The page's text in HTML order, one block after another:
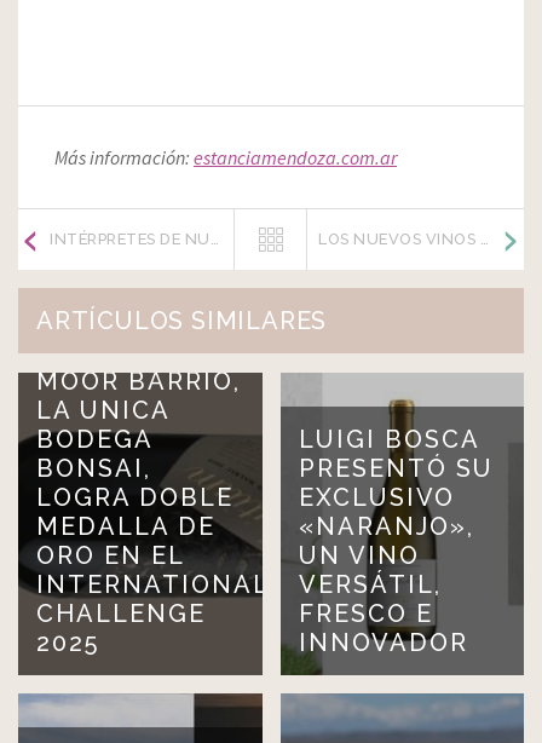
Más información: estanciamendoza.com.ar
INTÉRPRETES DE NUESTRO ORIGEN
ARTÍCULOS SIMILARES
MOOR BARRIO,
LA UNICA
BODEGA
BONSAI,
LOGRA DOBLE
MEDALLA DE
ORO EN EL
INTERNATIONAL
CHALLENGE
2025
LUIGI BOSCA
PRESENTÓ SU
EXCLUSIVO
«NARANJO»,
UN VINO
VERSÁTIL,
FRESCO E
INNOVADOR